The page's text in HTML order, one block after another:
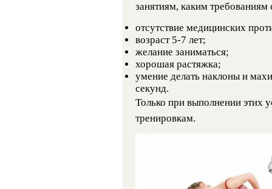
занятиям, каким требованиям
отсутствие медицинских
возраст 5-7 лет;
желание заниматься;
хорошая растяжка;
умение делать наклоны и
секунд.
Только при выполнении этих
тренировкам.